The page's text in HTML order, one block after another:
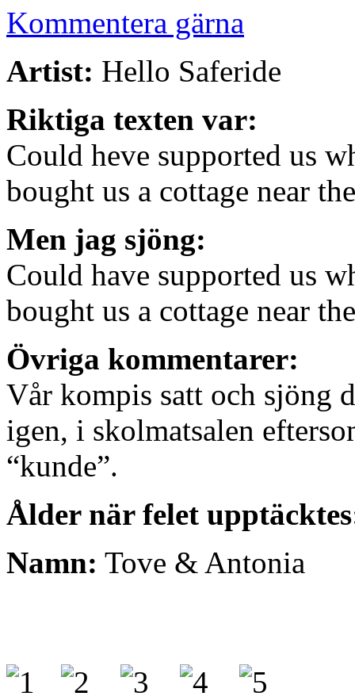
Kommentera gärna
Artist: Hello Saferide
Riktiga texten var:
Could heve supported us
bought us a cottage near
Men jag sjöng:
Could have supported us
bought us a cottage near
Övriga kommentarer:
Vår kompis satt och sjöng
igen, i skolmatsalen
“kunde”.
Ålder när felet
Namn: Tove & Antonia